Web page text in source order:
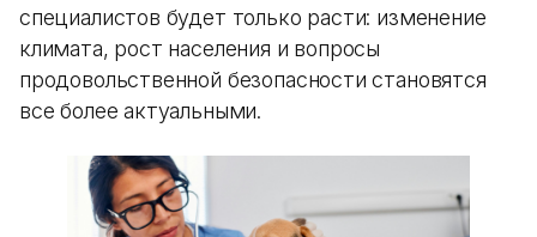
специалистов будет только расти: изменение
климата, рост населения и вопросы
продовольственной безопасности становятся
все более актуальными.